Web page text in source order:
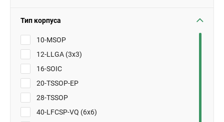
Тип корпуса
10-MSOP
12-LLGA (3x3)
16-SOIC
20-TSSOP-EP
28-TSSOP
40-LFCSP-VQ (6x6)